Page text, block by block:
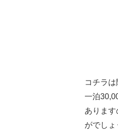
コチラ
一泊
ありま
がでしょ